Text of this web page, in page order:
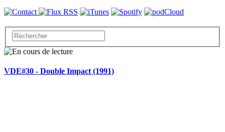
VDE#30 - Double Impact (1991)